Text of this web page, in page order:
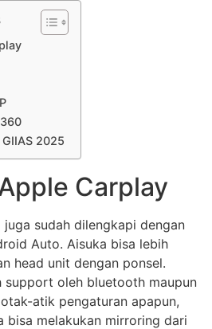
2025
Carplay
juga sudah dilengkapi dengan
Auto. Aisuka bisa lebih
head unit dengan ponsel.
support oleh bluetooth maupun
atik pengaturan apapun,
bisa melakukan mirroring dari